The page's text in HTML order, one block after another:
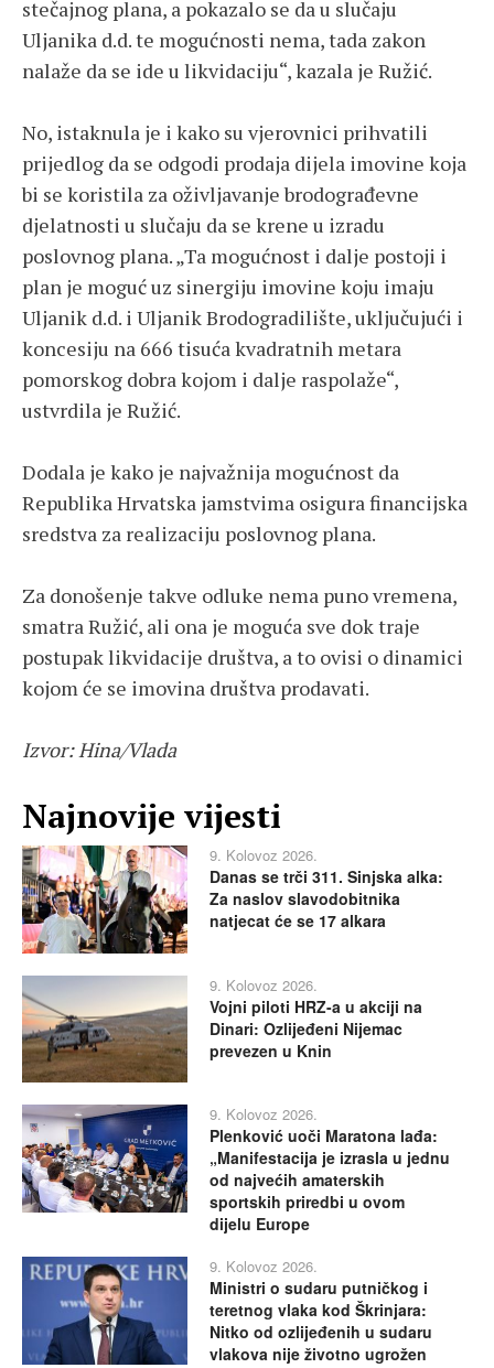
stečajnog plana, a pokazalo se da u slučaju
Uljanika d.d. te mogućnosti nema, tada zakon
nalaže da se ide u likvidaciju“, kazala je Ružić.
No, istaknula je i kako su vjerovnici prihvatili
prijedlog da se odgodi prodaja dijela imovine koja
bi se koristila za oživljavanje brodograđevne
djelatnosti u slučaju da se krene u izradu
poslovnog plana. „Ta mogućnost i dalje postoji i
plan je moguć uz sinergiju imovine koju imaju
Uljanik d.d. i Uljanik Brodogradilište, uključujući i
koncesiju na 666 tisuća kvadratnih metara
pomorskog dobra kojom i dalje raspolaže“,
ustvrdila je Ružić.
Dodala je kako je najvažnija mogućnost da
Republika Hrvatska jamstvima osigura financijska
sredstva za realizaciju poslovnog plana.
Za donošenje takve odluke nema puno vremena,
smatra Ružić, ali ona je moguća sve dok traje
postupak likvidacije društva, a to ovisi o dinamici
kojom će se imovina društva prodavati.
Izvor: Hina/Vlada
Najnovije vijesti
9. Kolovoz 2026.
Danas se trči 311. Sinjska alka:
Za naslov slavodobitnika
natjecat će se 17 alkara
9. Kolovoz 2026.
Vojni piloti HRZ-a u akciji na
Dinari: Ozlijeđeni Nijemac
prevezen u Knin
9. Kolovoz 2026.
Plenković uoči Maratona lađa:
„Manifestacija je izrasla u jednu
od najvećih amaterskih
sportskih priredbi u ovom
dijelu Europe
9. Kolovoz 2026.
Ministri o sudaru putničkog i
teretnog vlaka kod Škrinjara:
Nitko od ozlijeđenih u sudaru
vlakova nije životno ugrožen